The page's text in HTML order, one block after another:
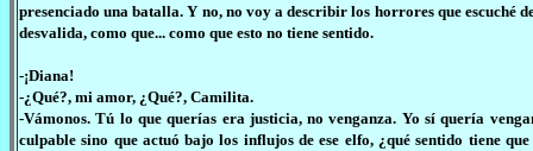
presenciado una batalla. Y no, no voy a describir los horrores que escuché
desvalida, como que... como que esto no tiene sentido.
-¡Diana!
-¿Qué?, mi amor, ¿Qué?, Camilita.
-Vámonos. Tú lo que querías era justicia, no venganza. Yo sí quería
culpable sino que actuó bajo los influjos de ese elfo, ¿qué sentido tiene